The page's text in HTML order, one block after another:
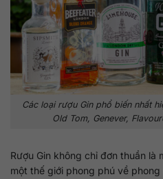
Các loại rượu Gin phổ biến nhất
Old Tom, Genever,
Rượu Gin không chỉ đơn thuần là
một thế giới phong phú về